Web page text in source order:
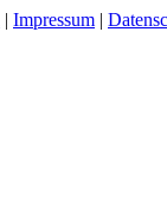
| Impressum |